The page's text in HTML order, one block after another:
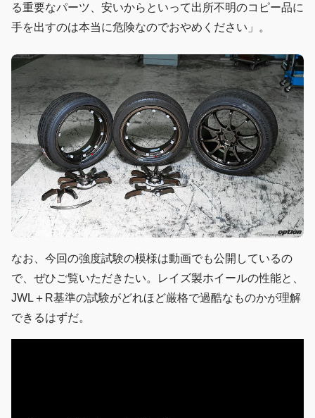
る重要なパーツ、安いからといって出所不明のコピー品に
手を出すのは本当に危険なのでおやめください」。
なお、今回の強度試験の模様は動画でも公開しているの
で、ぜひご覧いただきたい。レイズ製ホイールの性能と、
JWL＋R基準の試験がどれほど厳格で過酷なものかが理解
できるはずだ。